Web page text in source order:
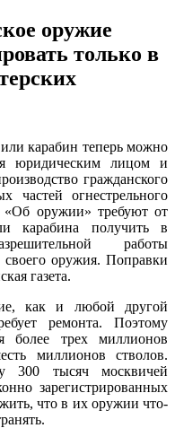
оружие
только в
карабин теперь можно
юридическим лицом и
гражданского
огнестрельного
оружии» требуют от
карабина получить в
работы
своего оружия. Поправки
газета.
как и любой другой
ремонта. Поэтому
более трех миллионов
миллионов стволов.
300 тысяч москвичей
зарегистрированных
что в их оружии что-